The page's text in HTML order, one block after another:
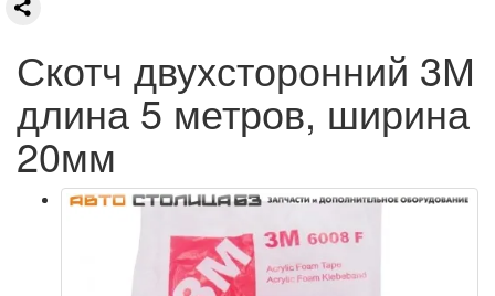
Скотч двухсторонний 3М
длина 5 метров, ширина
20мм